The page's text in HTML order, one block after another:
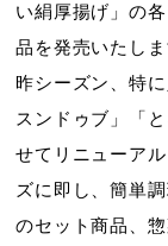
い絹厚揚げ」の
品を発売いたし
昨シーズン、特
スンドゥブ」「
せてリニューア
ズに即し、簡単
のセット商品、